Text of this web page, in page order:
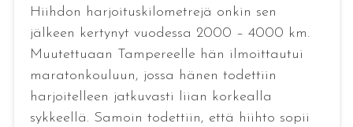
Hiihdon harjoituskilometrejä onkin sen
jälkeen kertynyt vuodessa 2000 – 4000 km.
Muutettuaan Tampereelle hän ilmoittautui
maratonkouluun, jossa hänen todettiin
harjoitelleen jatkuvasti liian korkealla
sykkeellä. Samoin todettiin, että hiihto sopii